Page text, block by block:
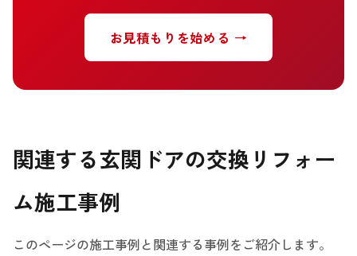
お見積もりを始める →
関連する玄関ドアの交換リフォー
ム施工事例
このページの施工事例と関連する事例をご紹介します。